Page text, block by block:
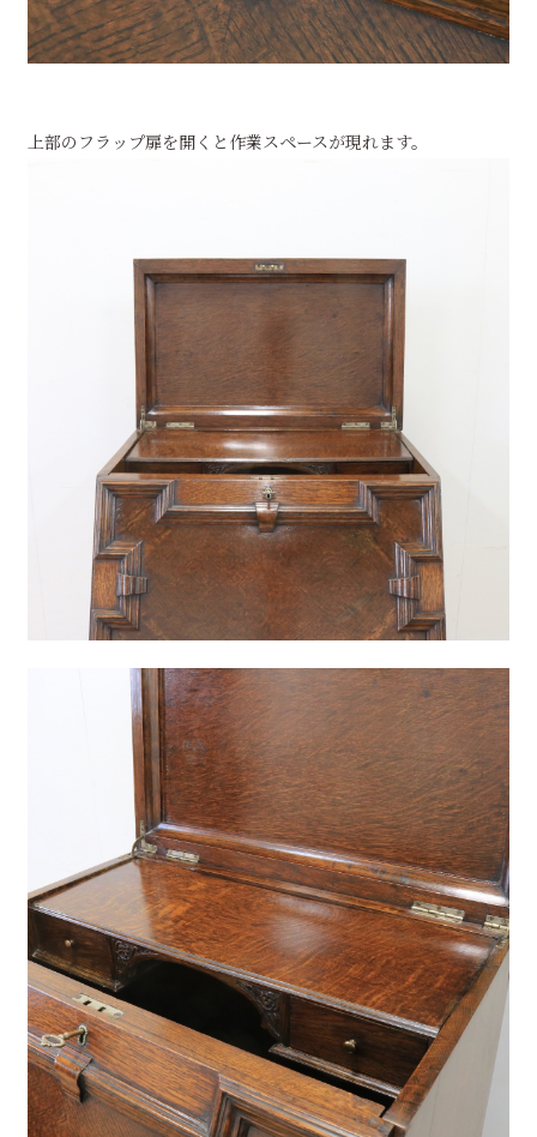
上部のフラップ扉を開くと作業スペースが現れます。